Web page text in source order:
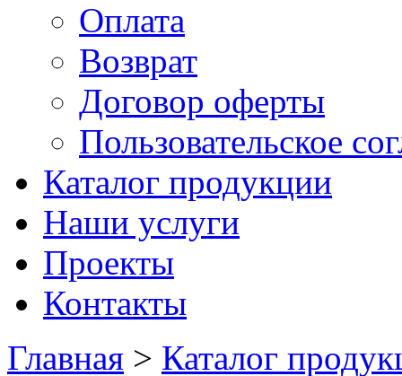
Оплата
Возврат
Договор оферты
Пользовательское
Каталог продукции
Наши услуги
Проекты
Контакты
Главная > Каталог